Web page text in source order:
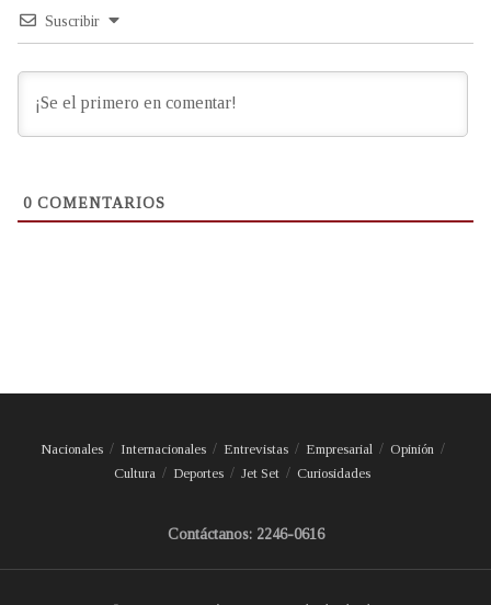
Suscribir
0 COMENTARIOS
Nacionales Internacionales Entrevistas Empresarial
Opinión
Cultura
Deportes Jet Set Curiosidades
Contáctanos: 2246-0616